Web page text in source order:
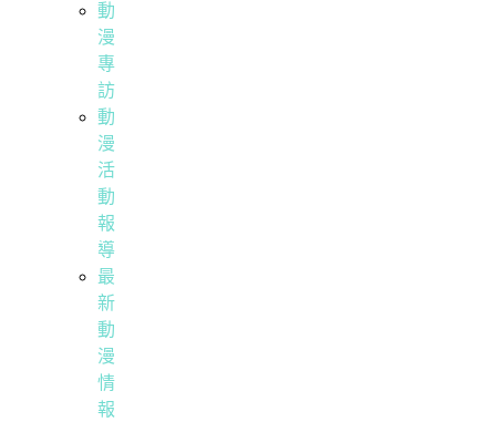
動
漫
專
訪
動
漫
活
動
報
導
最
新
動
漫
情
報